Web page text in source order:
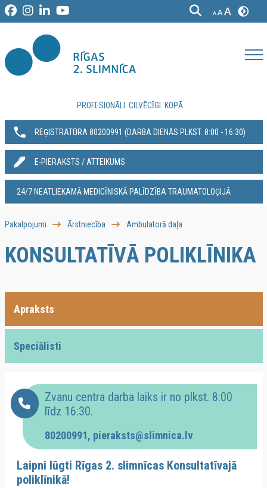
PROFESIONĀLI. CILVĒCĪGI. KOPĀ.
REĢISTRATŪRA 80200991‬ (DARBA DIENĀS PLKST. 8:00 - 16:30)
E-PIERAKSTS / ATTEIKUMS
24/7 NEATLIEKAMĀ MEDICĪNISKĀ PALĪDZĪBA TRAUMATOLOĢIJĀ
Pakalpojumi Ārstniecība Ambulatorā daļa
KONSULTATĪVĀ POLIKLĪNIKA
Apraksts
Speciālisti
Zvanu centra darba laiks ir no plkst. 8:00
līdz 16:30.
80200991‬, pieraksts@slimnica.lv
Laipni lūgti Rīgas 2. slimnīcas Konsultatīvajā
poliklīnikā!